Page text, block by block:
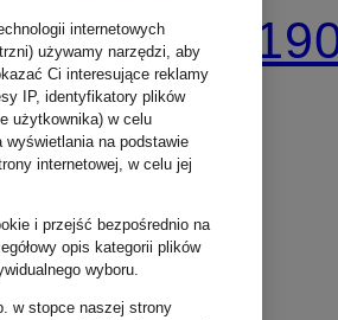
4
internetowych
używamy narzędzi, aby
Ci interesujące reklamy
IP, identyfikatory plików
użytkownika) w celu
na podstawie
internetowej, w celu jej
i przejść bezpośrednio na
opis kategorii plików
wyboru.
w stopce naszej strony